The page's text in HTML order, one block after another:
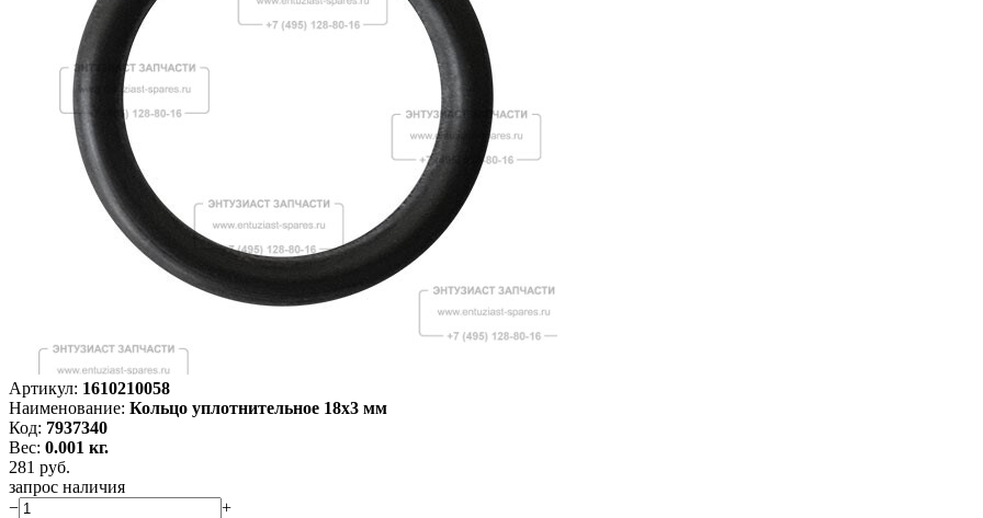
Артикул: 1610210058
Наименование: Кольцо уплотнительное 18x3 мм
Код: 7937340
Вес: 0.001 кг.
281 руб.
запрос наличия
−
+